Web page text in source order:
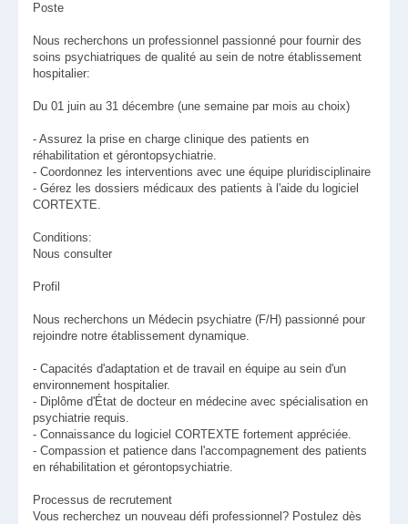
Poste
Nous recherchons un professionnel passionné pour fournir des
soins psychiatriques de qualité au sein de notre établissement
hospitalier:
Du 01 juin au 31 décembre (une semaine par mois au choix)
- Assurez la prise en charge clinique des patients en
réhabilitation et gérontopsychiatrie.
- Coordonnez les interventions avec une équipe pluridisciplinaire
- Gérez les dossiers médicaux des patients à l'aide du logiciel
CORTEXTE.
Conditions:
Nous consulter
Profil
Nous recherchons un Médecin psychiatre (F/H) passionné pour
rejoindre notre établissement dynamique.
- Capacités d'adaptation et de travail en équipe au sein d'un
environnement hospitalier.
- Diplôme d'État de docteur en médecine avec spécialisation en
psychiatrie requis.
- Connaissance du logiciel CORTEXTE fortement appréciée.
- Compassion et patience dans l'accompagnement des patients
en réhabilitation et gérontopsychiatrie.
Processus de recrutement
Vous recherchez un nouveau défi professionnel? Postulez dès